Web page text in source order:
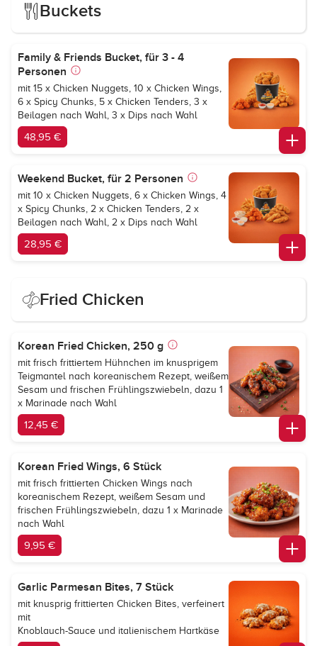
Buckets
Family & Friends Bucket, für 3 - 4
Personen
mit 15 x Chicken Nuggets, 10 x Chicken Wings,
6 x Spicy Chunks, 5 x Chicken Tenders, 3 x
Beilagen nach Wahl, 3 x Dips nach Wahl
48,95 €
Weekend Bucket, für 2 Personen
mit 10 x Chicken Nuggets, 6 x Chicken Wings, 4
x Spicy Chunks, 2 x Chicken Tenders, 2 x
Beilagen nach Wahl, 2 x Dips nach Wahl
28,95 €
Fried Chicken
Korean Fried Chicken, 250 g
mit frisch frittiertem Hühnchen im knusprigem
Teigmantel nach koreanischem Rezept, weißem
Sesam und frischen Frühlingszwiebeln, dazu 1
x Marinade nach Wahl
12,45 €
Korean Fried Wings, 6 Stück
mit frisch frittierten Chicken Wings nach
koreanischem Rezept, weißem Sesam und
frischen Frühlingszwiebeln, dazu 1 x Marinade
nach Wahl
9,95 €
Garlic Parmesan Bites, 7 Stück
mit knusprig frittierten Chicken Bites, verfeinert
mit
Knoblauch-Sauce und italienischem Hartkäse